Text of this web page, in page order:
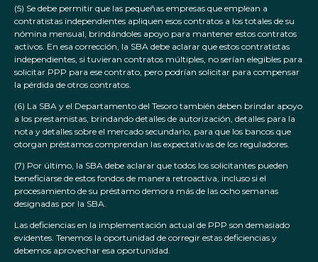
(5) Se debe permitir que las pequeñas empresas que emplean a
contratistas independientes apliquen esos contratos a los totales de su
nómina mensual, brindándoles apoyo para mantener estos contratos
activos. En esa corrección, la SBA debe aclarar que estos contratistas
independientes, si tuvieran contratos múltiples, no serían elegibles para
solicitar PPP para ese contrato, pero podrían solicitar para compensar
la pérdida de otros contratos.
(6) La SBA y el Departamento del Tesoro también deben brindar apoyo
a los prestamistas, brindando detalles de autorización, detalles para la
nota y detalles sobre el mercado secundario, para que los bancos que
otorgan préstamos comprendan las expectativas de los reguladores.
(7) Por último, la SBA debe aclarar que todos los solicitantes pueden
beneficiarse de estos fondos de manera retroactiva, incluso si el
procesamiento de su préstamo demora más de las ocho semanas
designadas por la SBA.
Las deficiencias en la implementación actual de PPP son demasiado
evidentes. Tenemos la oportunidad de corregir estas deficiencias y
debemos aprovechar esa oportunidad.